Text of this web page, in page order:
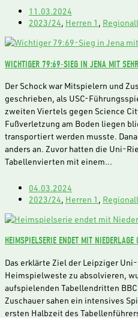
11.03.2024
2023/24, Herren 1 ,
WICHTIGER 79:69-SIEG IN JENA MIT
Der Schock war Mitspielern und
geschrieben, als USC-
zweiten Viertels gegen Science
Fußverletzung am Boden liegen
transportiert werden musste.
anders an. Zuvor hatten die Uni-
Tabellenvierten mit einem…
04.03.2024
2023/24, Herren 1 ,
HEIMSPIELSERIE ENDET MIT NIEDERLAGE
Das erklärte Ziel der Leipziger
Heimspielweste zu absolvieren,
aufspielenden Tabellendritten
Zuschauer sahen ein intensives
ersten Halbzeit des